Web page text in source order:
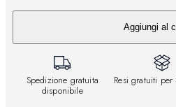
Aggiungi al
Spedizione gratuita
disponibile
Resi gratuiti